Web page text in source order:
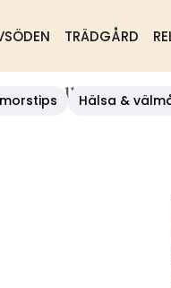
TRÄDGÅRD
Hälsa &
Jankell Om Att